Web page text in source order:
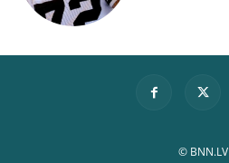
© BNN.LV